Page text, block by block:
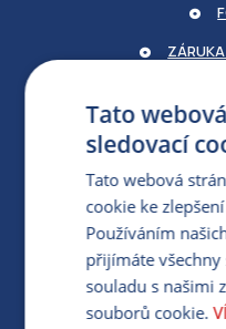
MÁM DOTAZ
PO-
Tato
sledovací
Tato webová
cookie ke
Používáním
přijímáte
souladu s našimi
souborů cookie.